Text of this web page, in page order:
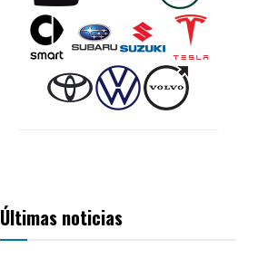
Últimas noticias